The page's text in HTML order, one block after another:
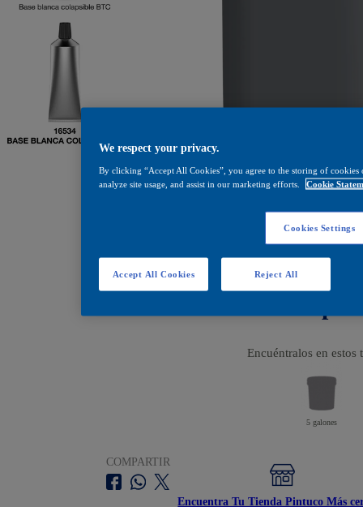
Encuéntralos en estos
5 galones
COMPARTIR
Encuentra Tu Tienda Pintuco Más
We respect your privacy.
By clicking “Accept All Cookies”, you agree to the storing of
analyze site usage, and assist in our marketing efforts.
Cookie
Cookies Settings
Reject All
Accept All Cookies